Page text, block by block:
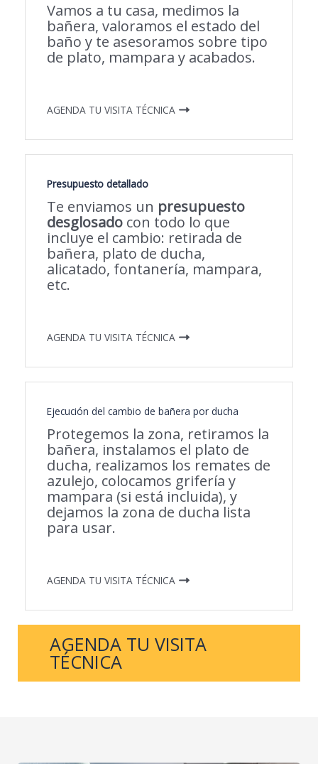
Vamos a tu casa, medimos la
bañera, valoramos el estado del
baño y te asesoramos sobre tipo
de plato, mampara y acabados.
AGENDA TU VISITA TÉCNICA
Presupuesto detallado
Te enviamos un presupuesto
desglosado con todo lo que
incluye el cambio: retirada de
bañera, plato de ducha,
alicatado, fontanería, mampara,
etc.
AGENDA TU VISITA TÉCNICA
Ejecución del cambio de bañera por ducha
Protegemos la zona, retiramos la
bañera, instalamos el plato de
ducha, realizamos los remates de
azulejo, colocamos grifería y
mampara (si está incluida), y
dejamos la zona de ducha lista
para usar.
AGENDA TU VISITA TÉCNICA
AGENDA TU VISITA
TÉCNICA